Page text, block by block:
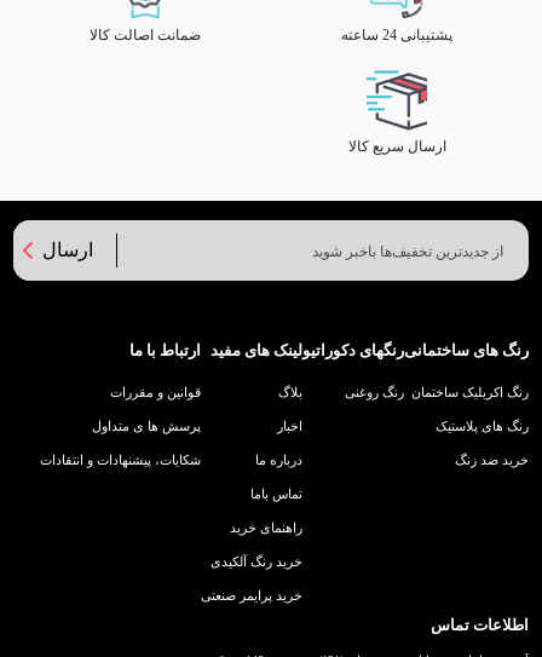
پشتیبانی 24 ساعته ضمانت اصالت کالا
ارسال سریع کالا
ارسال
رنگ های ساختمانی
رنگ اکریلیک ساختمان
رنگ های پلاستیک
خرید ضد زنگ
رنگهای دکوراتیو
رنگ روغنی
لینک های مفید
بلاگ
اخبار
درباره ما
تماس باما
راهنمای خرید
خرید رنگ آلکیدی
خرید پرایمر صنعتی
ارتباط با ما
قوانین و مقررات
پرسش ها ی متداول
شکایات، پیشنهادات و انتقادات
اطلاعات تماس